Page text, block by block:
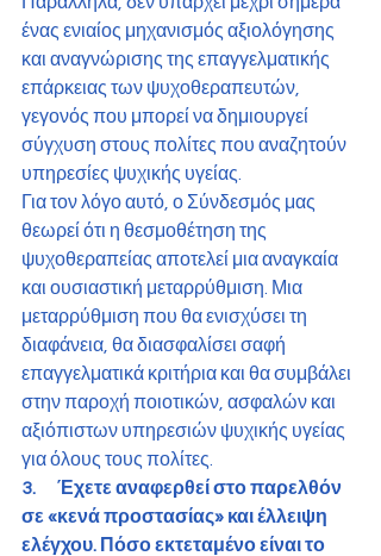
ένας ενιαίος μηχανισμός αξιολόγησης
και αναγνώρισης της επαγγελματικής
επάρκειας των ψυχοθεραπευτών,
γεγονός που μπορεί να δημιουργεί
σύγχυση στους πολίτες που αναζητούν
υπηρεσίες ψυχικής υγείας.
Για τον λόγο αυτό, ο Σύνδεσμός μας
θεωρεί ότι η θεσμοθέτηση της
ψυχοθεραπείας αποτελεί μια αναγκαία
και ουσιαστική μεταρρύθμιση. Μια
μεταρρύθμιση που θα ενισχύσει τη
διαφάνεια, θα διασφαλίσει σαφή
επαγγελματικά κριτήρια και θα συμβάλει
στην παροχή ποιοτικών, ασφαλών και
αξιόπιστων υπηρεσιών ψυχικής υγείας
για όλους τους πολίτες.
3.      Έχετε αναφερθεί στο παρελθόν
σε «κενά προστασίας» και έλλειψη
ελέγχου. Πόσο εκτεταμένο είναι το